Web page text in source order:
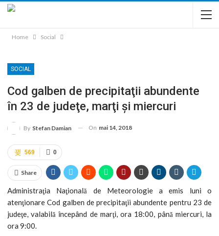
Home Social
SOCIAL
Cod galben de precipitaţii abundente
în 23 de judeţe, marţi şi miercuri
By Stefan Damian On mai 14, 2018
0
569
Share
Administraţia Naţională de Meteorologie a emis luni o
atenţionare Cod galben de precipitaţii abundente pentru 23 de
judeţe, valabilă începând de marţi, ora 18:00, până miercuri, la
ora 9:00.